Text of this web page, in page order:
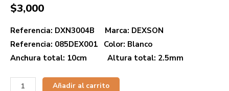
$3,000
Referencia: DXN3004B Marca: DEXSON
Referencia: 085DEX001 Color: Blanco
Anchura total: 10cm Altura total: 2.5mm
Añadir al carrito